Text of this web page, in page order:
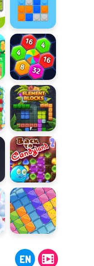
Układanie
klocków
Hexagon
Element
Blocks
Powrót do
cukierkowa
klocki
EN